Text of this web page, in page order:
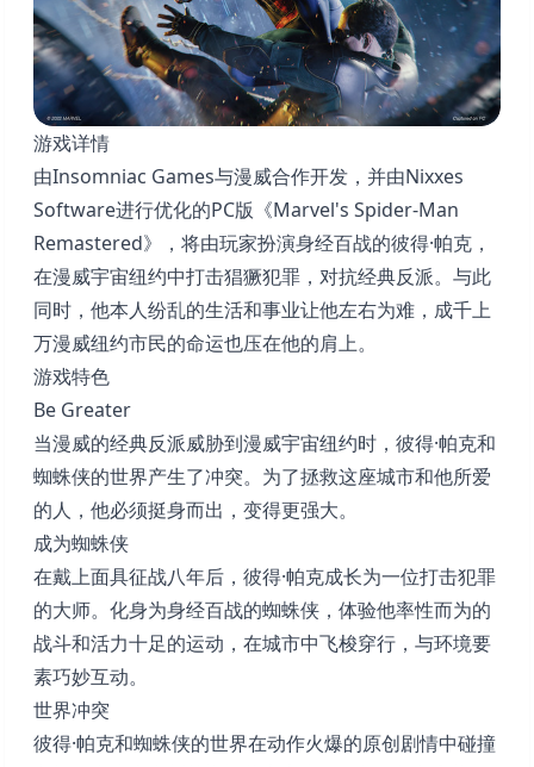
游戏详情
由Insomniac Games与漫威合作开发，并由Nixxes
Software进行优化的PC版《Marvel's Spider-Man
Remastered》，将由玩家扮演身经百战的彼得·帕克，
在漫威宇宙纽约中打击猖獗犯罪，对抗经典反派。与此
同时，他本人纷乱的生活和事业让他左右为难，成千上
万漫威纽约市民的命运也压在他的肩上。
游戏特色
Be Greater
当漫威的经典反派威胁到漫威宇宙纽约时，彼得·帕克和
蜘蛛侠的世界产生了冲突。为了拯救这座城市和他所爱
的人，他必须挺身而出，变得更强大。
成为蜘蛛侠
在戴上面具征战八年后，彼得·帕克成长为一位打击犯罪
的大师。化身为身经百战的蜘蛛侠，体验他率性而为的
战斗和活力十足的运动，在城市中飞梭穿行，与环境要
素巧妙互动。
世界冲突
彼得·帕克和蜘蛛侠的世界在动作火爆的原创剧情中碰撞